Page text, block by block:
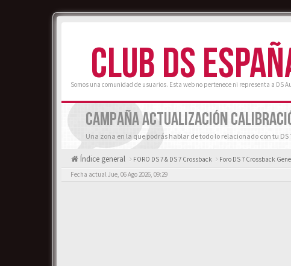
CLUB DS
Somos una comunidad de usuarios. Esta web no pertenece ni representa a DS
CAMPAÑA ACTUALIZACIÓN
Una zona en la que podrás hablar de todo lo relacionado con tu DS
Índice general FORO DS 7 & DS 7 Crossback Foro DS 7 Crossback
Fecha actual Jue, 06 Ago 2026, 09:29